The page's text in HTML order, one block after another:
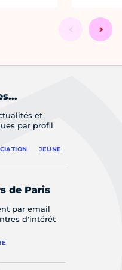
et
par profil
JEUNE
de Paris
par email
d'intérêt